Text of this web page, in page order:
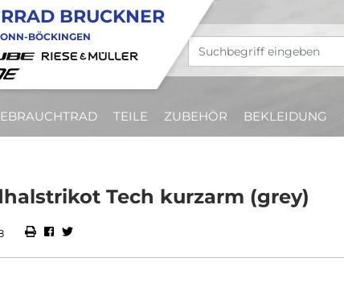
TEILE ZUBEHÖR BEKLEIDUNG
BRUCKNER
BÖCKINGEN
Tech kurzarm (grey)